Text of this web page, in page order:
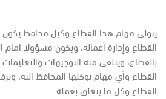
يتولى مهام هذا القطاع وكيل محافظ يكون
القطاع وإدارة أعماله، ويكون مسؤولا
بالقطاع، ويتلقى منه التوجيهات
القطاع وأي مهام يوكلها المحافظ اليه،
القطاع وكل ما يتعلق بعمله.